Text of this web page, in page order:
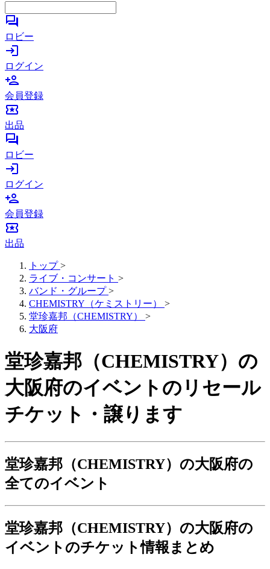
forum
ロビー
login
ログイン
person_add
会員登録
local_activity
出品
forum
ロビー
login
ログイン
person_add
会員登録
local_activity
出品
トップ >
ライブ・コンサート >
バンド・グループ >
CHEMISTRY（ケミストリー）
>
堂珍嘉邦（CHEMISTRY）
>
大阪府
堂珍嘉邦（CHEMISTRY）の
大阪府のイベントのリセール
チケット・譲ります
堂珍嘉邦（CHEMISTRY）の大阪府の
全てのイベント
堂珍嘉邦（CHEMISTRY）の大阪府の
イベントのチケット情報まとめ